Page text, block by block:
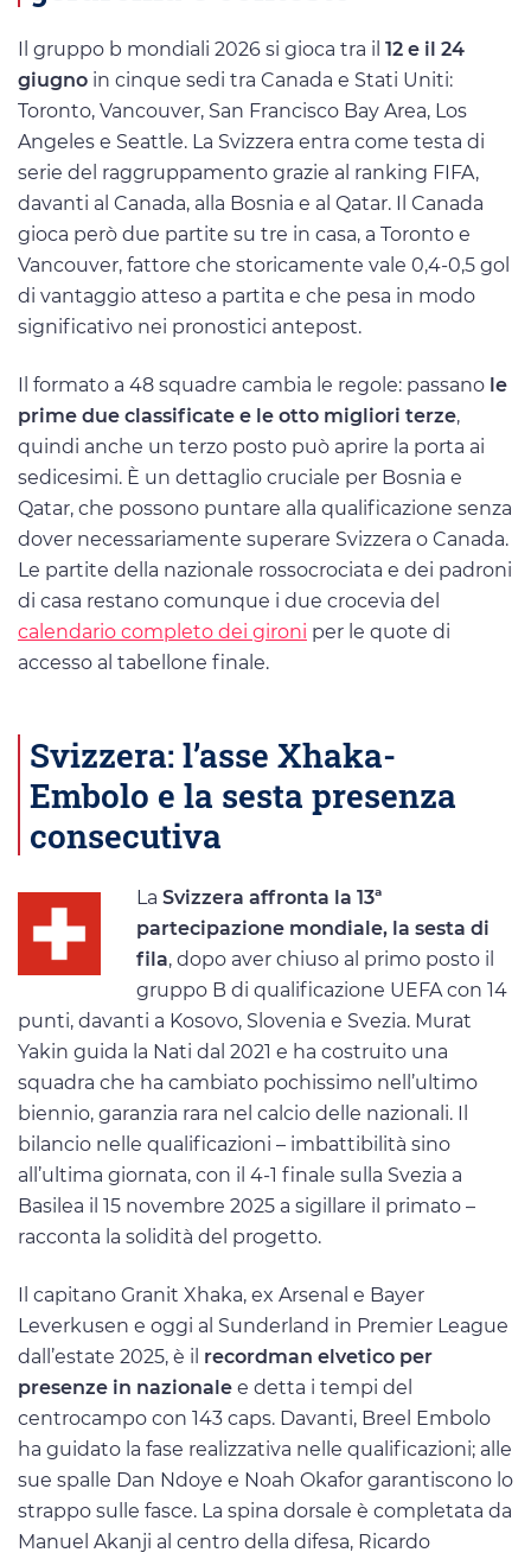
Il gruppo b mondiali 2026 si gioca tra il 12 e il 24
giugno in cinque sedi tra Canada e Stati Uniti:
Toronto, Vancouver, San Francisco Bay Area, Los
Angeles e Seattle. La Svizzera entra come testa di
serie del raggruppamento grazie al ranking FIFA,
davanti al Canada, alla Bosnia e al Qatar. Il Canada
gioca però due partite su tre in casa, a Toronto e
Vancouver, fattore che storicamente vale 0,4-0,5 gol
di vantaggio atteso a partita e che pesa in modo
significativo nei pronostici antepost.
Il formato a 48 squadre cambia le regole: passano le
prime due classificate e le otto migliori terze,
quindi anche un terzo posto può aprire la porta ai
sedicesimi. È un dettaglio cruciale per Bosnia e
Qatar, che possono puntare alla qualificazione senza
dover necessariamente superare Svizzera o Canada.
Le partite della nazionale rossocrociata e dei padroni
di casa restano comunque i due crocevia del
calendario completo dei gironi per le quote di
accesso al tabellone finale.
Svizzera: l’asse Xhaka-
Embolo e la sesta presenza
consecutiva
La Svizzera affronta la 13ª
partecipazione mondiale, la sesta di
fila, dopo aver chiuso al primo posto il
gruppo B di qualificazione UEFA con 14
punti, davanti a Kosovo, Slovenia e Svezia. Murat
Yakin guida la Nati dal 2021 e ha costruito una
squadra che ha cambiato pochissimo nell’ultimo
biennio, garanzia rara nel calcio delle nazionali. Il
bilancio nelle qualificazioni – imbattibilità sino
all’ultima giornata, con il 4-1 finale sulla Svezia a
Basilea il 15 novembre 2025 a sigillare il primato –
racconta la solidità del progetto.
Il capitano Granit Xhaka, ex Arsenal e Bayer
Leverkusen e oggi al Sunderland in Premier League
dall’estate 2025, è il recordman elvetico per
presenze in nazionale e detta i tempi del
centrocampo con 143 caps. Davanti, Breel Embolo
ha guidato la fase realizzativa nelle qualificazioni; alle
sue spalle Dan Ndoye e Noah Okafor garantiscono lo
strappo sulle fasce. La spina dorsale è completata da
Manuel Akanji al centro della difesa, Ricardo